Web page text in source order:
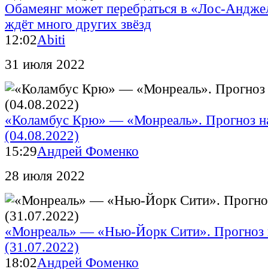
Обамеянг может перебраться в «Лос-
ждёт много других звёзд
12:02Abiti
31 июля 2022
«Коламбус Крю» — «Монреаль». Прогноз
(04.08.2022)
15:29Андрей Фоменко
28 июля 2022
«Монреаль» — «Нью-Йорк Сити».
(31.07.2022)
18:02Андрей Фоменко